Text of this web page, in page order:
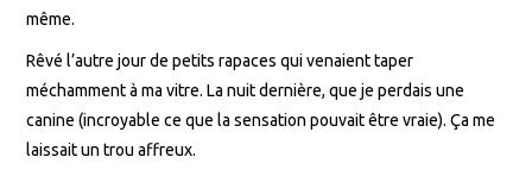
même.
Rêvé l’autre jour de petits rapaces qui venaient taper
méchamment à ma vitre. La nuit dernière, que je perdais une
canine (incroyable ce que la sensation pouvait être vraie). Ça me
laissait un trou affreux.